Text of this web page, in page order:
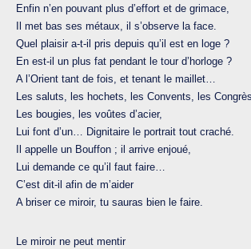
Enfin n’en pouvant plus d’effort et de grimace,
Il met bas ses métaux, il s’observe la face.
Quel plaisir a-t-il pris depuis qu’il est en loge ?
En est-il un plus fat pendant le tour d’horloge ?
A l’Orient tant de fois, et tenant le maillet…
Les saluts, les hochets, les Convents, les
Les bougies, les voûtes d’acier,
Lui font d’un… Dignitaire le portrait tout craché.
Il appelle un Bouffon ; il arrive enjoué,
Lui demande ce qu’il faut faire…
C’est dit-il afin de m’aider
A briser ce miroir, tu sauras bien le faire.
Le miroir ne peut mentir